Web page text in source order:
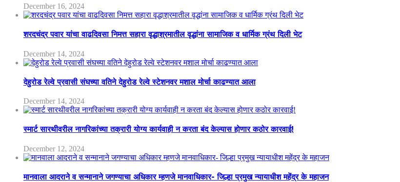
December 16, 2024
शरदचंद्र पवार यांचा वाढदिवसा निमत्त सहारा वृद्धाश्रमातील वृद्धांना सामाजिक व धार्मिक ग्रंथ दिली भेट
December 14, 2024
देहुरोड रेल्वे प्रवासी संघच्या वतिने देहुरोड रेल्वे स्टेशनवर मशाल मोर्चा काढण्यात आला
December 14, 2024
स्मार्ट सारथीवरील नागरिकांच्या तक्रारी योग्य कार्यवाही न करता बंद केल्यास होणार कठोर कारवाई!
December 12, 2024
मानवाला आदराने व सन्मानाने जगण्याचा अधिकार म्हणजे मानवाधिकार- जिल्हा प्रमुख न्यायाधीश महेंद्र के महाजन